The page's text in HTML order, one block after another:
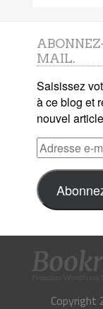
MAIL.
Saisissez
à ce blog et
nouvel
Adresse
e-
mail
Copyright